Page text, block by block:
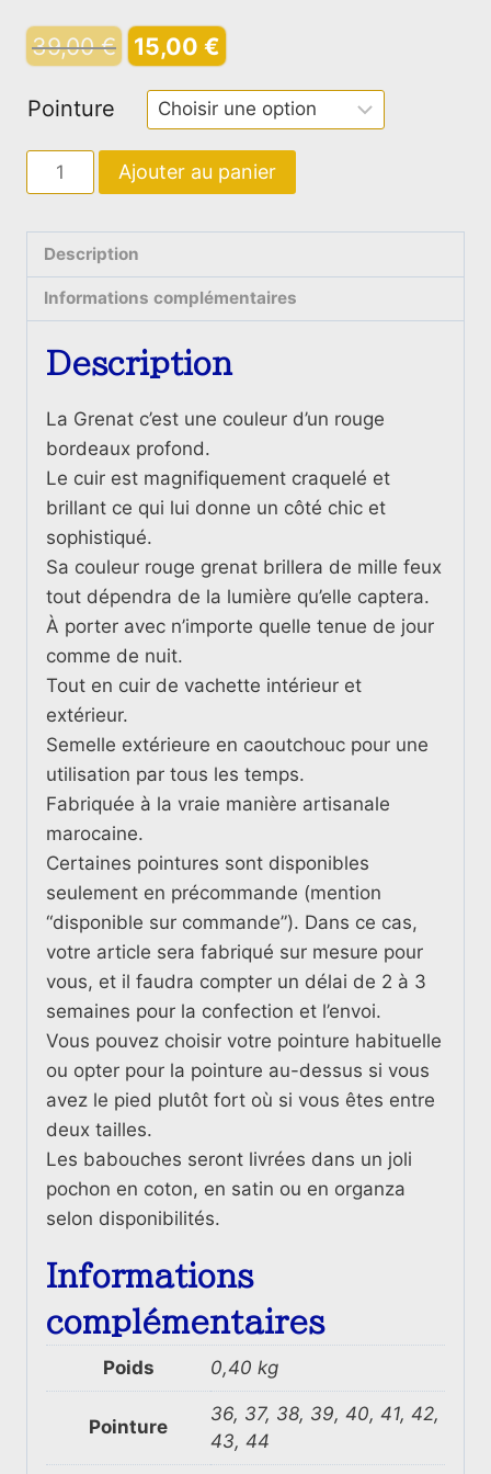
39,00€
Le
initial
était :
39,00 €.
15,00 €
actuel
est :
15,00 €.
Pointure
quantité
de
Grenat
Ajouter au panier
Description
Informations complémentaires
Description
La Grenat c’est une couleur d’un rouge
bordeaux profond.
Le cuir est magnifiquement craquelé et
brillant ce qui lui donne un côté chic et
sophistiqué.
Sa couleur rouge grenat brillera de mille feux
tout dépendra de la lumière qu’elle captera.
À porter avec n’importe quelle tenue de jour
comme de nuit.
Tout en cuir de vachette intérieur et
extérieur.
Semelle extérieure en caoutchouc pour une
utilisation par tous les temps.
Fabriquée à la vraie manière artisanale
marocaine.
Certaines pointures sont disponibles
seulement en précommande (mention
“disponible sur commande”). Dans ce cas,
votre article sera fabriqué sur mesure pour
vous, et il faudra compter un délai de 2 à 3
semaines pour la confection et l’envoi.
Vous pouvez choisir votre pointure habituelle
ou opter pour la pointure au-dessus si vous
avez le pied plutôt fort où si vous êtes entre
deux tailles.
Les babouches seront livrées dans un joli
pochon en coton, en satin ou en organza
selon disponibilités.
Informations
complémentaires
Poids 0,40 kg
Pointure
36, 37, 38, 39, 40, 41, 42,
43, 44